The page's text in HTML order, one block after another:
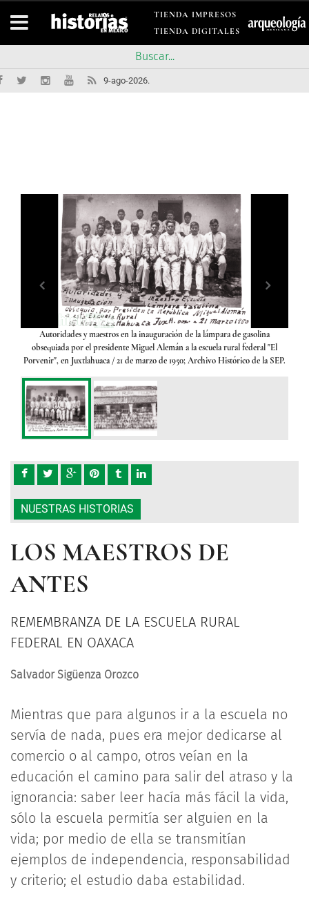
TIENDA IMPRESOS
TIENDA DIGITALES
9-ago-2026.
Autoridades y maestros en la inauguración de la lámpara de gasolina
obsequiada por el presidente Miguel Alemán a la escuela rural federal "El
Porvenir", en Juxtlahuaca / 21 de marzo de 1950; Archivo Histórico de la SEP.
NUESTRAS HISTORIAS
LOS MAESTROS DE
ANTES
REMEMBRANZA DE LA ESCUELA RURAL
FEDERAL EN OAXACA
Salvador Sigüenza Orozco
Mientras que para algunos ir a la escuela no
servía de nada, pues era mejor dedicarse al
comercio o al campo, otros veían en la
educación el camino para salir del atraso y la
ignorancia: saber leer hacía más fácil la vida,
sólo la escuela permitía ser alguien en la
vida; por medio de ella se transmitían
ejemplos de independencia, responsabilidad
y criterio; el estudio daba estabilidad.